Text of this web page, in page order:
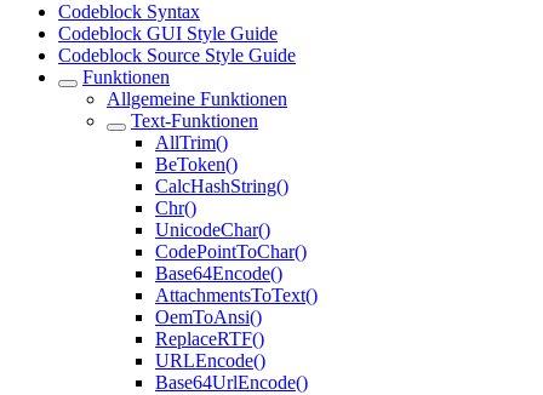
Codeblock Syntax
Codeblock GUI Style Guide
Codeblock Source Style Guide
Funktionen
Allgemeine Funktionen
Text-Funktionen
AllTrim()
BeToken()
CalcHashString()
Chr()
UnicodeChar()
CodePointToChar()
Base64Encode()
AttachmentsToText()
OemToAnsi()
ReplaceRTF()
URLEncode()
Base64UrlEncode()